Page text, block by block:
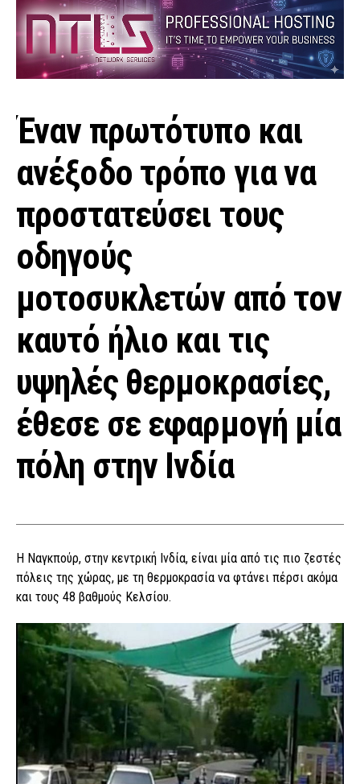
Έναν πρωτότυπο και
ανέξοδο τρόπο για να
προστατεύσει τους
οδηγούς
μοτοσυκλετών από τον
καυτό ήλιο και τις
υψηλές θερμοκρασίες,
έθεσε σε εφαρμογή μία
πόλη στην Ινδία
Η Ναγκπούρ, στην κεντρική Ινδία, είναι μία από τις πιο ζεστές
πόλεις της χώρας, με τη θερμοκρασία να φτάνει πέρσι ακόμα
και τους 48 βαθμούς Κελσίου.